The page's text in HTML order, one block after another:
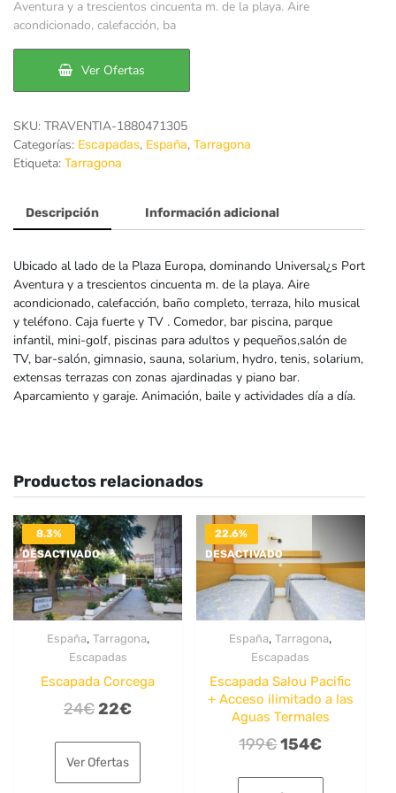
era:
49€.
es:
35€.
Aventura y a trescientos cincuenta m. de la playa. Aire
acondicionado, calefacción, ba
Ver Ofertas
SKU: TRAVENTIA-1880471305
Categorías: Escapadas, España, Tarragona
Etiqueta: Tarragona
Descripción Información adicional
Ubicado al lado de la Plaza Europa, dominando Universal¿s Port
Aventura y a trescientos cincuenta m. de la playa. Aire
acondicionado, calefacción, baño completo, terraza, hilo musical
y teléfono. Caja fuerte y TV . Comedor, bar piscina, parque
infantil, mini-golf, piscinas para adultos y pequeños,salón de
TV, bar-salón, gimnasio, sauna, solarium, hydro, tenis, solarium,
extensas terrazas con zonas ajardinadas y piano bar.
Aparcamiento y garaje. Animación, baile y actividades día a día.
Productos relacionados
8.3%
DESACTIVADO
España, Tarragona,
Escapadas
Escapada Corcega
24€El
original
era:
22€El
es:
Ver Ofertas
22.6%
DESACTIVADO
España,Tarragona,
Escapadas
Escapada Salou Pacific
+ Acceso ilimitado a las
Aguas Termales
199€El
154€El